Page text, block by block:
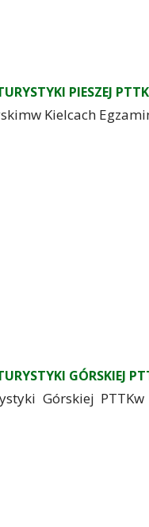
PIESZEJ PTTK
GÓRSKIEJ
Górskiej PTTKw